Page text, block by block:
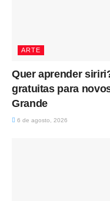
ARTE
Quer aprender
gratuitas para
Grande
6 de agosto, 2026